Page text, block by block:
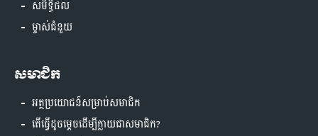
សមិទ្ធិផល
ម្ចាស់ជំនួយ
សមាជិក
អត្ថប្រយោជន៍សម្រាប់សមាជិក
តើធ្វើដូចម្តេចដើម្បីក្លាយជាសមាជិក?